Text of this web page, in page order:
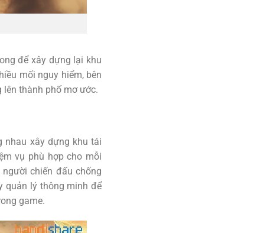
để xây dựng lại khu
mối nguy hiểm, bên
thành phố mơ ước.
nhau xây dựng khu tái
vụ phù hợp cho mỗi
chiến đấu chống
quản lý thông minh để
game.